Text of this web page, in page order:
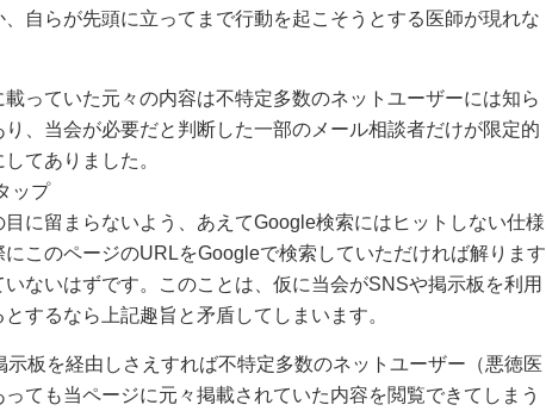
、自らが先頭に立ってまで行動を起こそうとする医師が現れな
っていた元々の内容は不特定多数のネットユーザーには知ら
、当会が必要だと判断した一部のメール相談者だけが限定的
てありました。
ップ
に留まらないよう、あえてGoogle検索にはヒットしない仕様
このページのURLをGoogleで検索していただければ解ります
ないはずです。このことは、仮に当会がSNSや掲示板を利用
するなら上記趣旨と矛盾してしまいます。
板を経由しさえすれば不特定多数のネットユーザー（悪徳医
ても当ページに元々掲載されていた内容を閲覧できてしまう